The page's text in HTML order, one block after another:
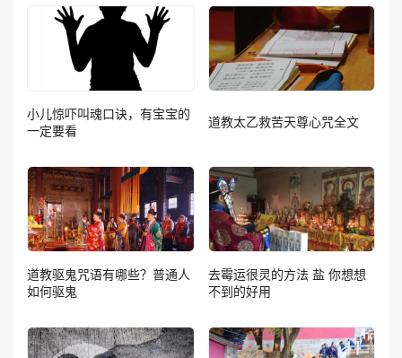
小儿惊吓叫魂口诀，有宝宝的
一定要看
道教太乙救苦天尊心咒全文
道教驱鬼咒语有哪些？普通人
如何驱鬼
去霉运很灵的方法 盐 你想想
不到的好用